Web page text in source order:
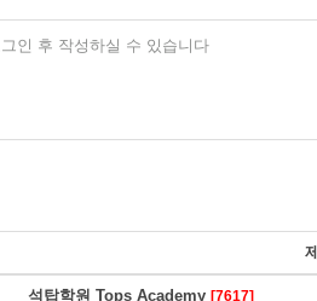
그인 후 작성하실 수 있습니다
석탑학원 Tops Academy [7617]